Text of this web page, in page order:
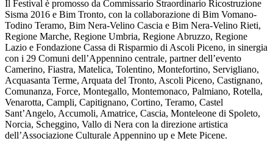
Il Festival è promosso da Commissario Straordinario Ricostruzione
Sisma 2016 e Bim Tronto, con la collaborazione di Bim Vomano-
Todino Teramo, Bim Nera-Velino Cascia e Bim Nera-Velino Rieti,
Regione Marche, Regione Umbria, Regione Abruzzo, Regione
Lazio e Fondazione Cassa di Risparmio di Ascoli Piceno, in sinergia
con i 29 Comuni dell’Appennino centrale, partner dell’evento
Camerino, Fiastra, Matelica, Tolentino, Montefortino, Servigliano,
Acquasanta Terme, Arquata del Tronto, Ascoli Piceno, Castignano,
Comunanza, Force, Montegallo, Montemonaco, Palmiano, Rotella,
Venarotta, Campli, Capitignano, Cortino, Teramo, Castel
Sant’Angelo, Accumoli, Amatrice, Cascia, Monteleone di Spoleto,
Norcia, Scheggino, Vallo di Nera con la direzione artistica
dell’Associazione Culturale Appennino up e Mete Picene.